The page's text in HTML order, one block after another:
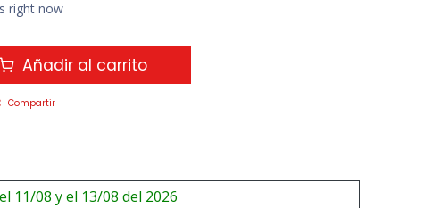
right now
Añadir al carrito
Compartir
11/08 y el 13/08 del 2026